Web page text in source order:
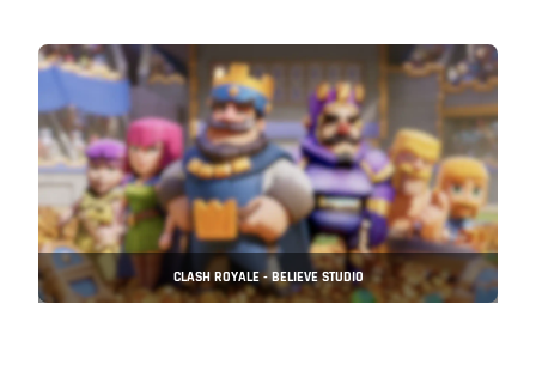
CLASH ROYALE - BELIEVE STUDIO